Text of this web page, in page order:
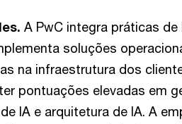
A PwC integra práticas de
soluções
na infraestrutura dos
pontuações elevadas em
IA e arquitetura de IA. A